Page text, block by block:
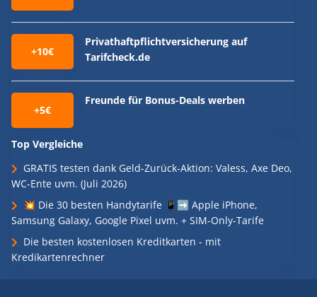
+10€
Privathaftpflichtversicherung auf
Tarifcheck.de
+5€
Freunde für Bonus-Deals werben
Top Vergleiche
GRATIS testen dank Geld-Zurück-Aktion: Valess, Axe Deo,
WC-Ente uvm. (Juli 2026)
💥 Die 30 besten Handytarife 📱➡️ Apple iPhone,
Samsung Galaxy, Google Pixel uvm. + SIM-Only-Tarife
Die besten kostenlosen Kreditkarten - mit
Kredikartenrechner